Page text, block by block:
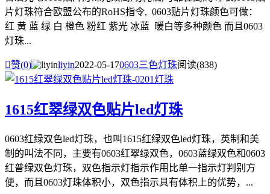
片灯珠符合欧盟公布的RoHS指令, 0603贴片灯珠颜色可做：
红 黄 蓝 绿 白 橙色 粉红 紫光 冰蓝 暖白等多种颜色 而且0603
灯珠...
赞(0) liyin2022-05-170603三色灯珠阅读(838)
1615红翠绿双色贴片led灯珠
0603红绿双色led灯珠，也叫1615红绿双色led灯珠，英制和美
制的叫法不同，主要有0603红翠绿双色，0603蓝绿双色和0603
红普绿双色灯珠，双色指示灯指示作用比单一指示灯判别方
便，而且0603灯珠体积小，双色指示具有体积上的优势，...